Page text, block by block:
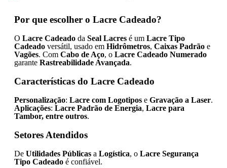
Por que escolher o Lacre Cadeado?
O Lacre Cadeado da Seal Lacres é um Lacre Tipo
Cadeado versátil, usado em Hidrômetros, Caixas Padrão e
Vagões. Com Cabo de Aço, o Lacre Cadeado Numerado
garante Rastreabilidade Avançada.
Características do Lacre Cadeado
Personalização: Lacre com Logotipos e Gravação a Laser.
Aplicações: Lacre Padrão de Energia, Lacre para
Tambor, entre outros.
Setores Atendidos
De Utilidades Públicas a Logística, o Lacre Segurança
Tipo Cadeado é confiável.